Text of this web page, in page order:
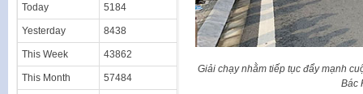
Giải chạy nhằm tiếp tục đẩy mạnh
Bác
Today 5184
Yesterday 8438
This Week 43862
This Month 57484